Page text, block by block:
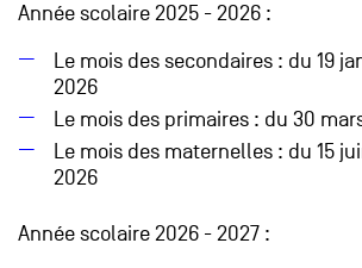
Année scolaire 2025 - 2026 :
Le mois des secondaires : du 19
2026
Le mois des primaires : du 30
Le mois des maternelles : du 15
2026
Année scolaire 2026 - 2027 :